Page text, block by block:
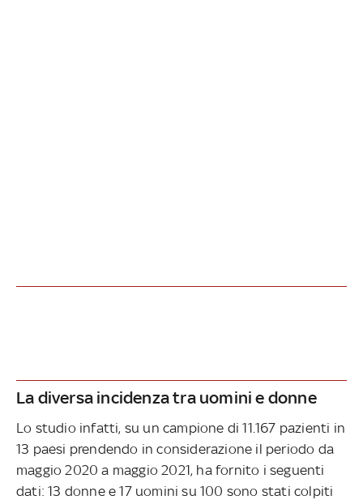
La diversa incidenza tra uomini e donne
Lo studio infatti, su un campione di 11.167 pazienti in
13 paesi prendendo in considerazione il periodo da
maggio 2020 a maggio 2021, ha fornito i seguenti
dati: 13 donne e 17 uomini su 100 sono stati colpiti